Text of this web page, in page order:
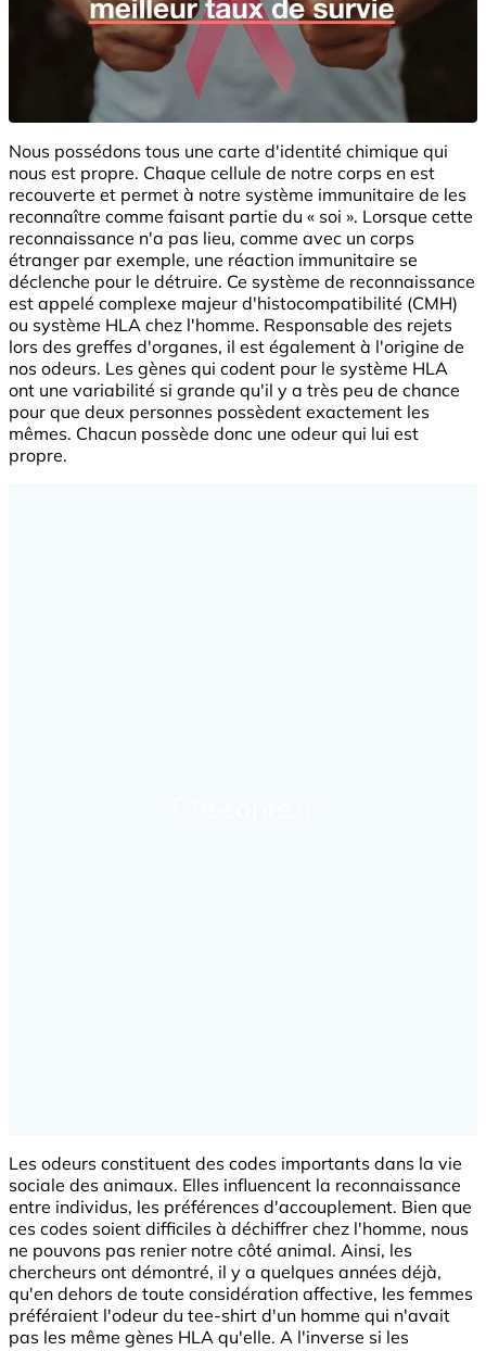
Nous possédons tous une carte d'identité chimique qui
nous est propre. Chaque cellule de notre corps en est
recouverte et permet à notre système immunitaire de les
reconnaître comme faisant partie du « soi ». Lorsque cette
reconnaissance n'a pas lieu, comme avec un corps
étranger par exemple, une réaction immunitaire se
déclenche pour le détruire. Ce système de reconnaissance
est appelé complexe majeur d'histocompatibilité (CMH)
ou système HLA chez l'homme. Responsable des rejets
lors des greffes d'organes, il est également à l'origine de
nos odeurs. Les gènes qui codent pour le système HLA
ont une variabilité si grande qu'il y a très peu de chance
pour que deux personnes possèdent exactement les
mêmes. Chacun possède donc une odeur qui lui est
propre.
Les odeurs constituent des codes importants dans la vie
sociale des animaux. Elles influencent la reconnaissance
entre individus, les préférences d'accouplement. Bien que
ces codes soient difficiles à déchiffrer chez l'homme, nous
ne pouvons pas renier notre côté animal. Ainsi, les
chercheurs ont démontré, il y a quelques années déjà,
qu'en dehors de toute considération affective, les femmes
préféraient l'odeur du tee-shirt d'un homme qui n'avait
pas les même gènes HLA qu'elle. A l'inverse si les